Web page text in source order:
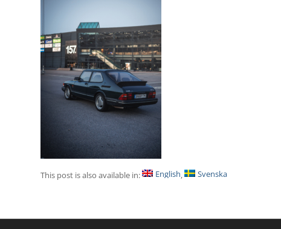
This post is also available in: English Svenska